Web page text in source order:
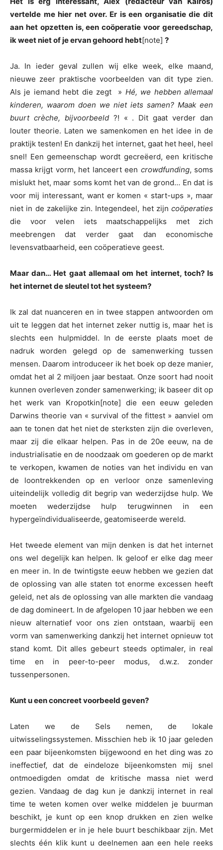
vertelde me hier net over. Er is een organisatie die dit
aan het opzetten is, een coöperatie voor gereedschap,
ik weet niet of je ervan gehoord hebt[note] ?
Ja. In ieder geval zullen wij elke week, elke maand,
nieuwe zeer praktische voorbeelden van dit type zien.
Als je iemand hebt die zegt » Hé, we hebben allemaal
kinderen, waarom doen we niet iets samen? Maak een
buurt crèche, bijvoorbeeld ?! « . Dit gaat verder dan
louter theorie. Laten we samenkomen en het idee in de
praktijk testen! En dankzij het internet, gaat het heel, heel
snel! Een gemeenschap wordt gecreëerd, een kritische
massa krijgt vorm, het lanceert een crowdfunding, soms
mislukt het, maar soms komt het van de grond… En dat is
voor mij interessant, want er komen « start-ups », maar
niet in de zakelijke zin. Integendeel, het zijn coöperaties
die voor velen iets maatschappelijks met zich
meebrengen dat verder gaat dan economische
levensvatbaarheid, een coöperatieve geest.
Maar dan… Het gaat allemaal om het internet, toch? Is
het internet de sleutel tot het systeem?
Ik zal dat nuanceren en in twee stappen antwoorden om
uit te leggen dat het internet zeker nuttig is, maar het is
slechts een hulpmiddel. In de eerste plaats moet de
nadruk worden gelegd op de samenwerking tussen
mensen. Daarom introduceer ik het boek op deze manier,
omdat het al 2 miljoen jaar bestaat. Onze soort had nooit
kunnen overleven zonder samenwerking; ik baseer dit op
het werk van Kropotkin[note] die een eeuw geleden
Darwins theorie van « survival of the fittest » aanviel om
aan te tonen dat het niet de sterksten zijn die overleven,
maar zij die elkaar helpen. Pas in de 20e eeuw, na de
industrialisatie en de noodzaak om goederen op de markt
te verkopen, kwamen de noties van het individu en van
de loontrekkenden op en verloor onze samenleving
uiteindelijk volledig dit begrip van wederzijdse hulp. We
moeten wederzijdse hulp terugwinnen in een
hypergeïndividualiseerde, geatomiseerde wereld.
Het tweede element van mijn denken is dat het internet
ons wel degelijk kan helpen. Ik geloof er elke dag meer
en meer in. In de twintigste eeuw hebben we gezien dat
de oplossing van alle staten tot enorme excessen heeft
geleid, net als de oplossing van alle markten die vandaag
de dag domineert. In de afgelopen 10 jaar hebben we een
nieuw alternatief voor ons zien ontstaan, waarbij een
vorm van samenwerking dankzij het internet opnieuw tot
stand komt. Dit alles gebeurt steeds optimaler, in real
time en in peer-to-peer modus, d.w.z. zonder
tussenpersonen.
Kunt u een concreet voorbeeld geven?
Laten we de Sels nemen, de lokale
uitwisselingssystemen. Misschien heb ik 10 jaar geleden
een paar bijeenkomsten bijgewoond en het ding was zo
ineffectief, dat de eindeloze bijeenkomsten mij snel
ontmoedigden omdat de kritische massa niet werd
gezien. Vandaag de dag kun je dankzij internet in real
time te weten komen over welke middelen je buurman
beschikt, je kunt op een knop drukken en zien welke
burgermiddelen er in je hele buurt beschikbaar zijn. Met
slechts één klik kunt u deelnemen aan een hele reeks